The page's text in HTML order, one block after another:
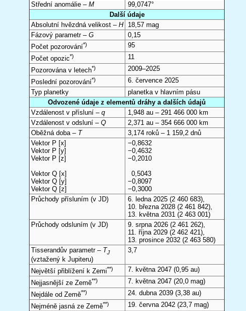
Střední anomálie – M
99,0747°
Další údaje
Absolutní hvězdná velikost – H
18,57 mag
Fázový parametr – G
0,15
Počet pozorování*)
95
Počet opozic*)
11
Pozorována v letech*)
2009–2025
Poslední pozorování*)
6. července 2025
Typ planetky
planetka v hlavním pásu
Odvozené údaje z elementů dráhy a dalších údajů
Vzdálenost v přísluní – q
1,948 au – 291 466 000 km
Vzdálenost v odsluní – Q
2,371 au – 354 666 000 km
Oběžná doba – T
3,174 roků – 1 159,2 dnů
Vektor P [x]
Vektor P [y]
Vektor P [z]
Vektor Q [x]
Vektor Q [y]
Vektor Q [z]
−0,8632
−0,4632
−0,2010
0,5043
−0,8097
−0,3000
Průchody přísluním (v JD) 6. ledna 2025 (2 460 683),
10. března 2028 (2 461 842),
13. května 2031 (2 463 001)
Průchody odsluním (v JD) 9. srpna 2026 (2 461 262),
11. října 2029 (2 462 421),
13. prosince 2032 (2 463 580)
Tisserandův parametr – TJ
(vztažený k Jupiteru)
3,7
Největší přiblížení k Zemi**) 7. května 2047 (0,95 au)
Nejjasnější ze Země**) 7. května 2047 (20,0 mag)
Nejdále od Země**) 24. dubna 2039 (3,38 au)
Nejméně jasná ze Země**) 19. června 2042 (23,7 mag)